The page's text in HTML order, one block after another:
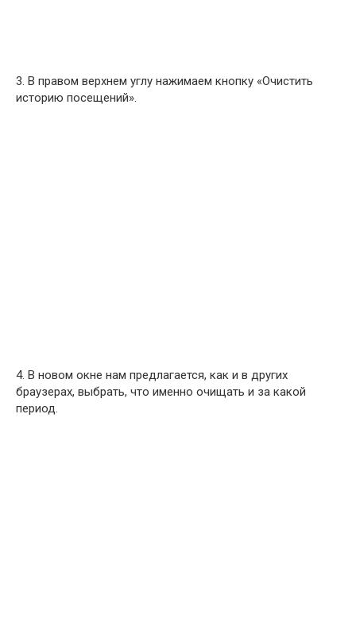
3. В правом верхнем углу нажимаем кнопку «Очистить
историю посещений».
4. В новом окне нам предлагается, как и в других
браузерах, выбрать, что именно очищать и за какой
период.